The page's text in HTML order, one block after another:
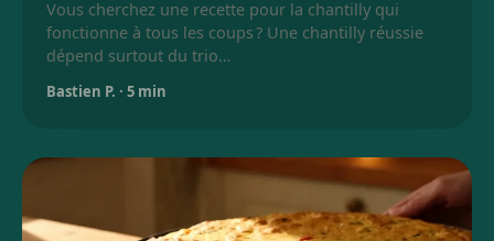
Vous cherchez une recette pour la chantilly qui
fonctionne à tous les coups ? Une chantilly réussie
dépend surtout du trio…
Bastien P. · 5 min